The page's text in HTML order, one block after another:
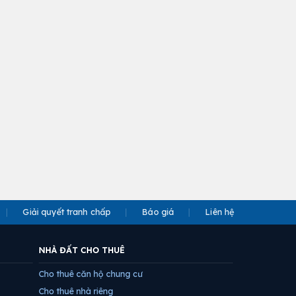
Giải quyết tranh chấp Báo giá Liên hệ
NHÀ ĐẤT CHO THUÊ
Cho thuê căn hộ chung cư
Cho thuê nhà riêng